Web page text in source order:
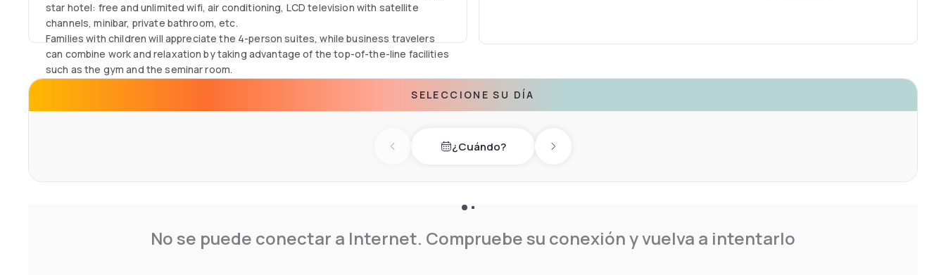
star hotel: free and unlimited wifi, air conditioning, LCD television with satellite
channels, minibar, private bathroom, etc.
Families with children will appreciate the 4-person suites, while business travelers
can combine work and relaxation by taking advantage of the top-of-the-line facilities
such as the gym and the seminar room.
SELECCIONE SU DÍA
Previous day¿Cuándo? Next day
No se puede conectar a Internet. Compruebe su conexión y vuelva a intentarlo